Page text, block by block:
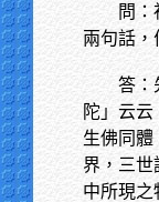
問：
兩句話，
答：
陀」云
生佛同體
界，三世
中所現之